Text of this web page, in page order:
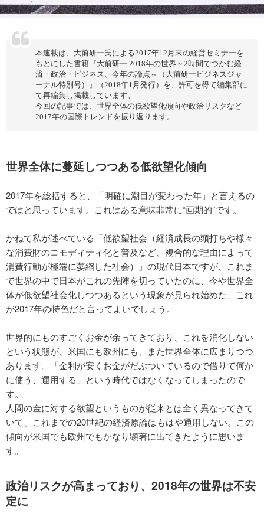
本連載は、大前研一氏による2017年12月末の経営セミナーを
もとにした書籍『大前研一 2018年の世界～2時間でつかむ経
済・政治・ビジネス、今年の論点～（大前研一ビジネスジャ
ーナル特別号）』（2018年1月発行）を、許可を得て編集部に
て再編集し掲載しています。
今回の記事では、世界全体の低欲望化傾向や政治リスクなど
2017年の国際トレンドを振り返ります。
世界全体に蔓延しつつある低欲望化傾向
2017年を総括すると、「明確に潮目が変わった年」と言えるの
ではと思っています。これはある意味非常に“画期的”です。
かねて私が述べている「低欲望社会（経済成長の頭打ちや様々
な消費財のコモディティ化と普及など、複合的な理由によって
消費行動が極端に萎縮した社会）」の現代日本ですが、これま
で世界の中で日本がこれの先陣を切っていたのに、今や世界全
体が低欲望社会化しつつあるという現象が見られ始めた、これ
が2017年の特色だと言ってよいでしょう。
世界的にものすごくお金が余ってきており、これを消化しない
という状態が、米国にも欧州にも、また世界全体に広まりつつ
あります。「金利が安くお金がだぶついているので借りて何か
に使う、運用する」という時代ではなくなってしまったので
す。
人間の金に対する欲望というものが従来とは全く異なってきて
いて、これまでの20世紀の経済原論はもはや通用しない。この
傾向が米国でも欧州でもかなり顕著に出てきたように思いま
す。
政治リスクが高まっており、2018年の世界は不安
定に